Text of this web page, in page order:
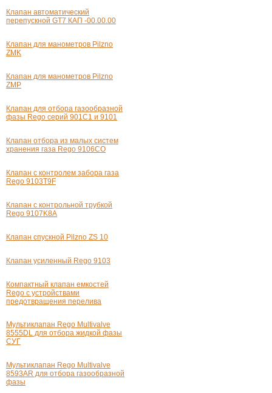
Клапан автоматический
перепускной GT7 КАП -00.00.00
Клапан для манометров Pilzno
ZMK
Клапан для манометров Pilzno
ZMP
Клапан для отбора газообразной
фазы Rego серий 901С1 и 9101
Клапан отбора из малых систем
хранения газа Rego 9106СО
Клапан с контролем забора газа
Rego 9103T9F
Клапан с контрольной трубкой
Rego 9107K8A
Клапан спускной Pilzno ZS 10
Клапан усиленный Rego 9103
Компактный клапан емкостей
Rego с устройствами
предотвращения перелива
Мультиклапан Rego Multivalve
8555DL для отбора жидкой фазы
СУГ
Мультиклапан Rego Multivalve
8593AR для отбора газообразной
фазы